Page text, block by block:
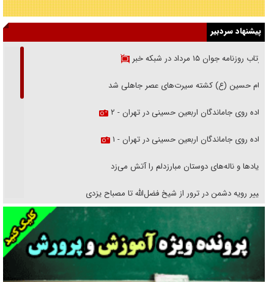
پیشنهاد سردبیر
بازتاب روزنامه جوان ۱۵ مرداد در شبکه خبر
امام حسین (ع) کشته سیرت‌های عصر جاهلی شد
پیاده روی جاماندگان اربعین حسینی در تهران - ۲
پیاده روی جاماندگان اربعین حسینی در تهران - ۱
فریاد‌ها و ناله‌های دوستان مبارزدلم را آتش می‌زد
تغییر رویه دشمن در ترور از شیخ فضل‌الله تا مصباح یزدی
خرید قسطی اولش خنده و آخرش گریه است!
فوتبال و آن «بالا»!
راهبرد غافلگیری با نسل جدید پهپاد‌ها